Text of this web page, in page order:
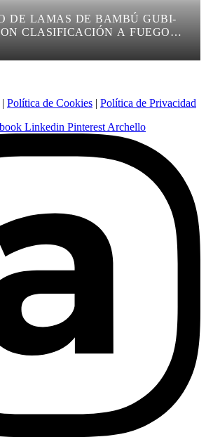
DE LAMAS DE BAMBÚ GUBI-
CLASIFICACIÓN A FUEGO
| Política de Cookies | Política de Privacidad
Linkedin Pinterest Archello